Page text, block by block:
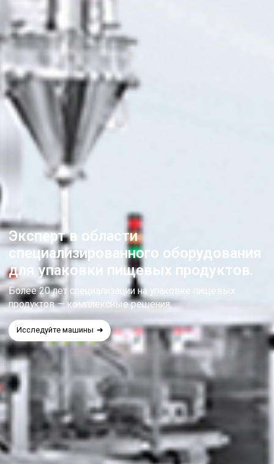
Эксперт в области
специализированного оборудования
для упаковки пищевых продуктов.
Более 20 лет специализации на упаковке пищевых
продуктов — комплексные решения.
Исследуйте машины